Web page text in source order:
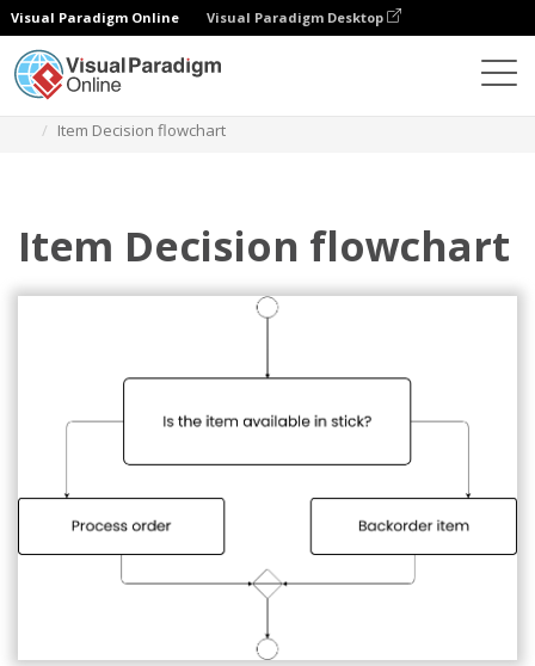
Visual Paradigm Online Visual Paradigm Desktop
Item Decision flowchart
Item Decision flowchart